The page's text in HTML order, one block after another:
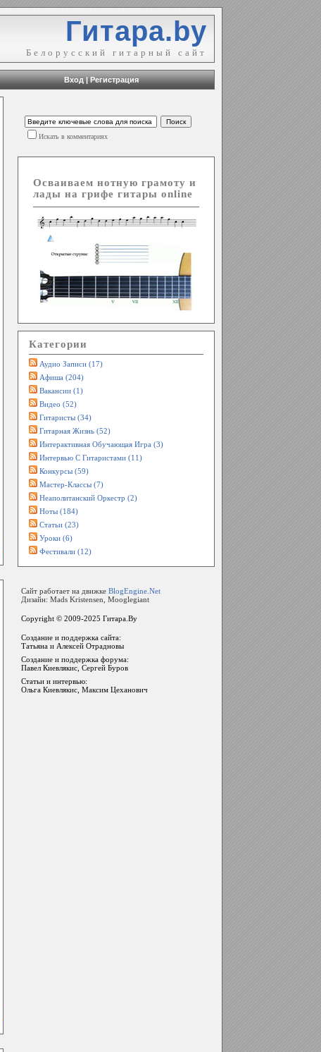
Гитара.by
Белорусский гитарный сайт
Вход|Регистрация
Искать в комментариях
Осваиваем нотную грамоту и
лады на грифе гитары online
Категории
Аудио Записи (17)
Афиша (204)
Вакансии (1)
Видео (52)
Гитаристы (34)
Гитарная Жизнь (52)
Интерактивная Обучающая Игра (3)
Интервью С Гитаристами (11)
Конкурсы (59)
Мастер-Классы (7)
Неаполитанский Оркестр (2)
Ноты (184)
Статьи (23)
Уроки (6)
Фестивали (12)
Сайт работает на движке BlogEngine.Net
Дизайн: Mads Kristensen, Mooglegiant
Copyright © 2009-2025 Гитара.By
Создание и поддержка сайта:
Татьяна и Алексей Отрадновы
Создание и поддержка форума:
Павел Киевлякис, Сергей Буров
Статьи и интервью:
Ольга Киевлякис, Максим Цеханович